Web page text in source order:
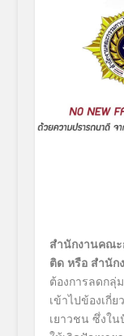
สำนักงานคณะ
ติด หรือ สำนัก
ต้องการลดกลุ่
เข้าไปข้องเกี่
เยาวชน ซึ่งใ